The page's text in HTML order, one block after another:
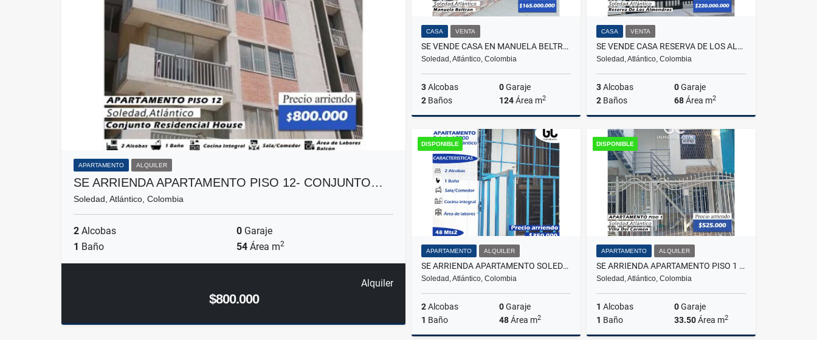
APARTAMENTO ALQUILER
SE ARRIENDA APARTAMENTO PISO 12- CONJUNTO…
Soledad, Atlántico, Colombia
2 Alcobas 0 Garaje
1 Baño 54 Área m2
Alquiler
$800.000
CASA VENTA
SE VENDE CASA EN MANUELA BELTRAN - SOLEDAD
Soledad, Atlántico, Colombia
3Alcobas 0Garaje
2 Baños 124Área m2
Venta
$165.000.000
CASA VENTA
SE VENDE CASA RESERVA DE LOS ALMENDROS - SOLEDAD
Soledad, Atlántico, Colombia
3Alcobas 0Garaje
2 Baños 68Área m2
Venta
$220.000.000
DISPONIBLE
APARTAMENTO ALQUILER
SE ARRIENDA APARTAMENTO SOLEDAD 2000 - SOLEDAD
Soledad, Atlántico, Colombia
2Alcobas 0Garaje
1 Baño 48Área m2
DISPONIBLE
APARTAMENTO ALQUILER
SE ARRIENDA APARTAMENTO PISO 1 VILLA DEL CARMEN 102
Soledad, Atlántico, Colombia
1 Alcobas 0Garaje
1 Baño 33.50Área m2